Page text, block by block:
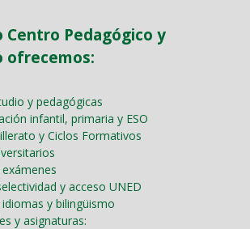
Centro Pedagógico y
ofrecemos:
y pedagógicas
infantil, primaria y ESO
y Ciclos Formativos
y acceso UNED
y bilingüismo
y asignaturas: